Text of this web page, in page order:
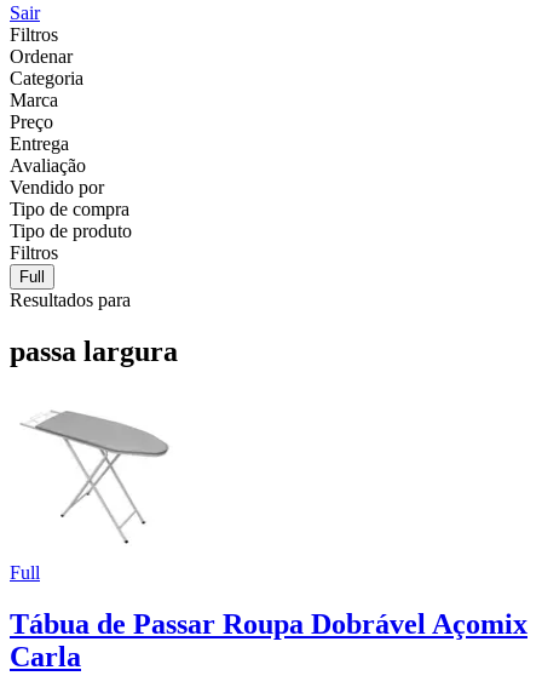
Sair
Filtros
Ordenar
Categoria
Marca
Preço
Entrega
Avaliação
Vendido por
Tipo de compra
Tipo de produto
Filtros
Full
Resultados para
passa largura
Full
Tábua de Passar Roupa Dobrável Açomix
Carla